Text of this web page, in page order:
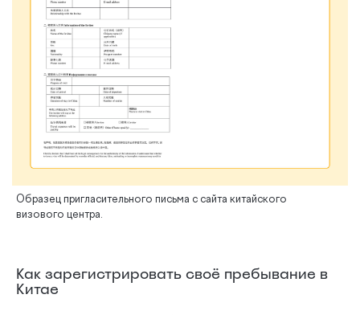
Образец пригласительного письма с сайта китайского
визового центра.
Как зарегистрировать своё пребывание в
Китае